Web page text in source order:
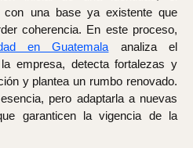
con una base ya existente que
coherencia. En este proceso,
en Guatemala analiza el
empresa, detecta fortalezas y
y plantea un rumbo renovado.
pero adaptarla a nuevas
garanticen la vigencia de la